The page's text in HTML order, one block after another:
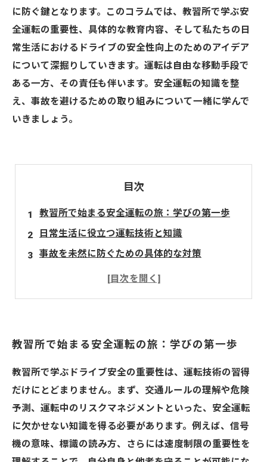
に防ぐ鍵となります。このコラムでは、教習所で学ぶ安
全運転の重要性、具体的な教育内容、そして私たちの日
常生活におけるドライブの安全性向上のためのアイデア
について深掘りしていきます。運転は自由な移動手段で
ある一方、その責任も伴います。安全運転の知識を整
え、事故を避けるための取り組みについて一緒に学んで
いきましょう。
目次
教習所で始まる安全運転の旅：学びの第一歩
日常生活に役立つ運転技術と知識
事故を未然に防ぐための具体的な対策
運転は自由だが責任も伴う：安全運転の重要性
教習所で始まる安全運転の旅：学びの第一歩
教習所で学ぶドライブ安全の重要性は、運転技術の習得
だけにとどまりません。まず、交通ルールの理解や危険
予測、運転中のリスクマネジメントといった、安全運転
に欠かせない知識を得る必要があります。例えば、信号
機の意味、標識の読み方、さらには速度制限の重要性を